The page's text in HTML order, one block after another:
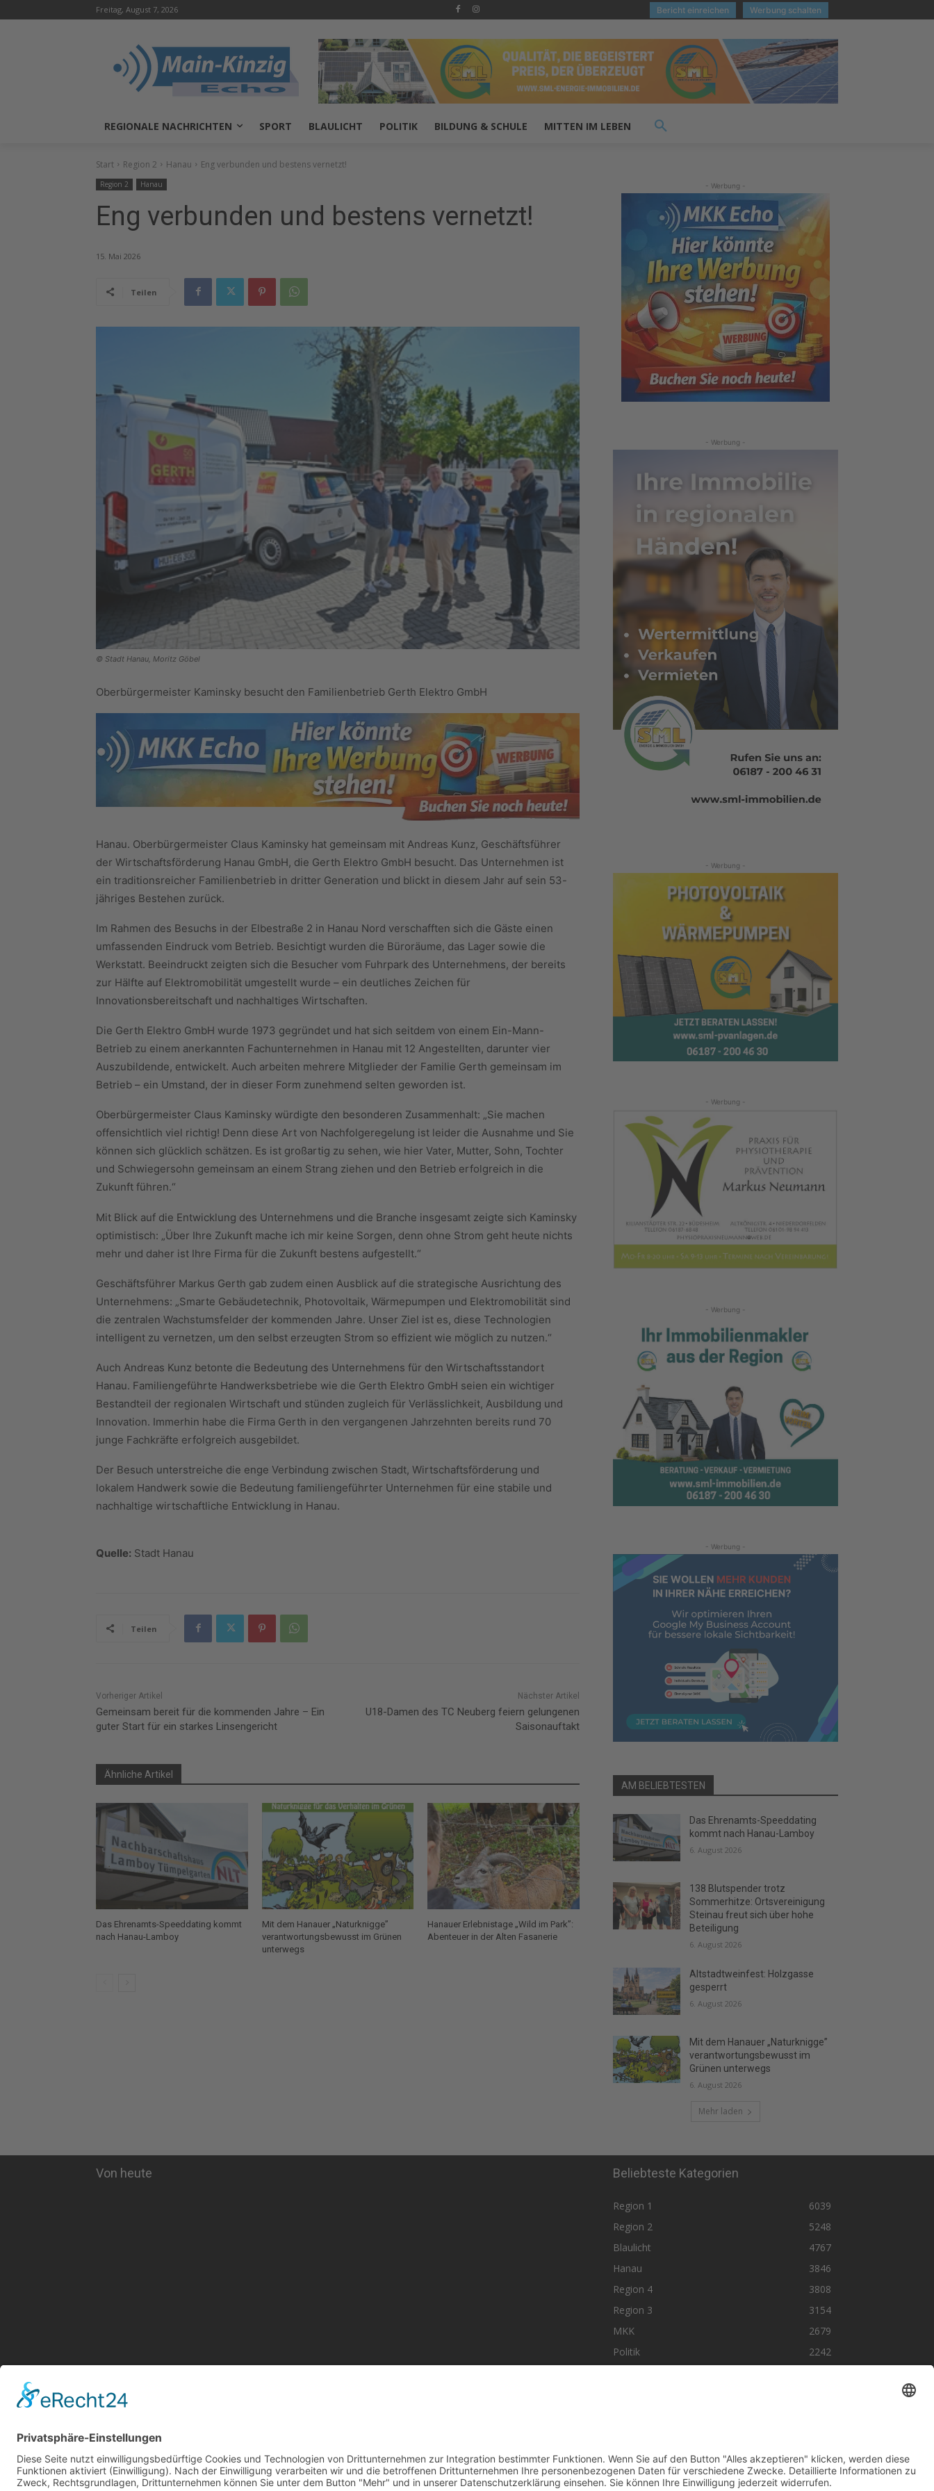
Freitag, August 7, 2026 Bericht einreichen Werbung schalten
REGIONALE NACHRICHTEN SPORT BLAULICHT POLITIK BILDUNG & SCHULE MITTEN IM LEBEN
Start Region 2 Hanau Eng verbunden und bestens vernetzt!
Region 2 Hanau
Eng verbunden und bestens vernetzt!
15. Mai 2026
Teilen
© Stadt Hanau, Moritz Göbel
Oberbürgermeister Kaminsky besucht den Familienbetrieb Gerth Elektro GmbH
Hanau. Oberbürgermeister Claus Kaminsky hat gemeinsam mit Andreas Kunz, Geschäftsführer
der Wirtschaftsförderung Hanau GmbH, die Gerth Elektro GmbH besucht. Das Unternehmen ist
ein traditionsreicher Familienbetrieb in dritter Generation und blickt in diesem Jahr auf sein 53-
jähriges Bestehen zurück.
Im Rahmen des Besuchs in der Elbestraße 2 in Hanau Nord verschafften sich die Gäste einen
umfassenden Eindruck vom Betrieb. Besichtigt wurden die Büroräume, das Lager sowie die
Werkstatt. Beeindruckt zeigten sich die Besucher vom Fuhrpark des Unternehmens, der bereits
zur Hälfte auf Elektromobilität umgestellt wurde – ein deutliches Zeichen für
Innovationsbereitschaft und nachhaltiges Wirtschaften.
Die Gerth Elektro GmbH wurde 1973 gegründet und hat sich seitdem von einem Ein-Mann-
Betrieb zu einem anerkannten Fachunternehmen in Hanau mit 12 Angestellten, darunter vier
Auszubildende, entwickelt. Auch arbeiten mehrere Mitglieder der Familie Gerth gemeinsam im
Betrieb – ein Umstand, der in dieser Form zunehmend selten geworden ist.
Oberbürgermeister Claus Kaminsky würdigte den besonderen Zusammenhalt: „Sie machen
offensichtlich viel richtig! Denn diese Art von Nachfolgeregelung ist leider die Ausnahme und Sie
können sich glücklich schätzen. Es ist großartig zu sehen, wie hier Vater, Mutter, Sohn, Tochter
und Schwiegersohn gemeinsam an einem Strang ziehen und den Betrieb erfolgreich in die
Zukunft führen.“
Mit Blick auf die Entwicklung des Unternehmens und die Branche insgesamt zeigte sich Kaminsky
optimistisch: „Über Ihre Zukunft mache ich mir keine Sorgen, denn ohne Strom geht heute nichts
mehr und daher ist Ihre Firma für die Zukunft bestens aufgestellt.“
Geschäftsführer Markus Gerth gab zudem einen Ausblick auf die strategische Ausrichtung des
Unternehmens: „Smarte Gebäudetechnik, Photovoltaik, Wärmepumpen und Elektromobilität sind
die zentralen Wachstumsfelder der kommenden Jahre. Unser Ziel ist es, diese Technologien
intelligent zu vernetzen, um den selbst erzeugten Strom so effizient wie möglich zu nutzen.“
Auch Andreas Kunz betonte die Bedeutung des Unternehmens für den Wirtschaftsstandort
Hanau. Familiengeführte Handwerksbetriebe wie die Gerth Elektro GmbH seien ein wichtiger
Bestandteil der regionalen Wirtschaft und stünden zugleich für Verlässlichkeit, Ausbildung und
Innovation. Immerhin habe die Firma Gerth in den vergangenen Jahrzehnten bereits rund 70
junge Fachkräfte erfolgreich ausgebildet.
Der Besuch unterstreiche die enge Verbindung zwischen Stadt, Wirtschaftsförderung und
lokalem Handwerk sowie die Bedeutung familiengeführter Unternehmen für eine stabile und
nachhaltige wirtschaftliche Entwicklung in Hanau.
Quelle: Stadt Hanau
Teilen
Vorheriger Artikel
Gemeinsam bereit für die kommenden Jahre – Ein
guter Start für ein starkes Linsengericht
Nächster Artikel
U18-Damen des TC Neuberg feiern gelungenen
Saisonauftakt
Ähnliche Artikel
Das Ehrenamts-Speeddating kommt
nach Hanau-Lamboy
Mit dem Hanauer „Naturknigge”
verantwortungsbewusst im Grünen
unterwegs
Hanauer Erlebnistage „Wild im Park”:
Abenteuer in der Alten Fasanerie
- Werbung -
- Werbung -
- Werbung -
- Werbung -
- Werbung -
- Werbung -
AM BELIEBTESTEN
Das Ehrenamts-Speeddating
kommt nach Hanau-Lamboy
6. August 2026
138 Blutspender trotz
Sommerhitze: Ortsvereinigung
Steinau freut sich über hohe
Beteiligung
6. August 2026
Altstadtweinfest: Holzgasse
gesperrt
6. August 2026
Mit dem Hanauer „Naturknigge”
verantwortungsbewusst im
Grünen unterwegs
6. August 2026
Mehr laden
Von heute Beliebteste Kategorien
Region 1
6039
Region 2
5248
Blaulicht
4767
Hanau
3846
Region 4
3808
Region 3
3154
MKK
2679
Politik
2242
Kontaktiere uns: team@mkk-echo.de
Folge uns auf SocialMedia